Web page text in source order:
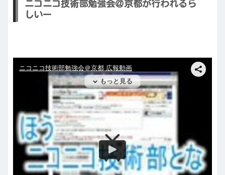
ニコニコ技術部勉強会＠京都が行われるら
しいー